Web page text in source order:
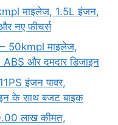
माइलेज, 1.5L इंजन,
नए फीचर्स
50kmpl माइलेज,
और दमदार डिजाइन
इंजन पावर,
के साथ बजट बाइक
लाख कीमत,